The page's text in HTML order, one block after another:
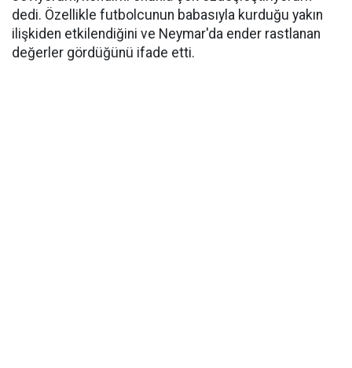
dedi. Özellikle futbolcunun babasıyla kurduğu yakın
ilişkiden etkilendiğini ve Neymar'da ender rastlanan
değerler gördüğünü ifade etti.